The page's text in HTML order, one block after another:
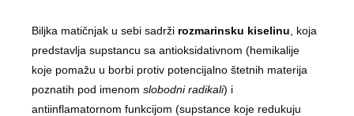
Biljka matičnjak u sebi sadrži rozmarinsku kiselinu , koja
predstavlja supstancu sa antioksidativnom (hemikalije
koje pomažu u borbi protiv potencijalno štetnih materija
poznatih pod imenom slobodni radikali) i
antiinflamatornom funkcijom (supstance koje redukuju